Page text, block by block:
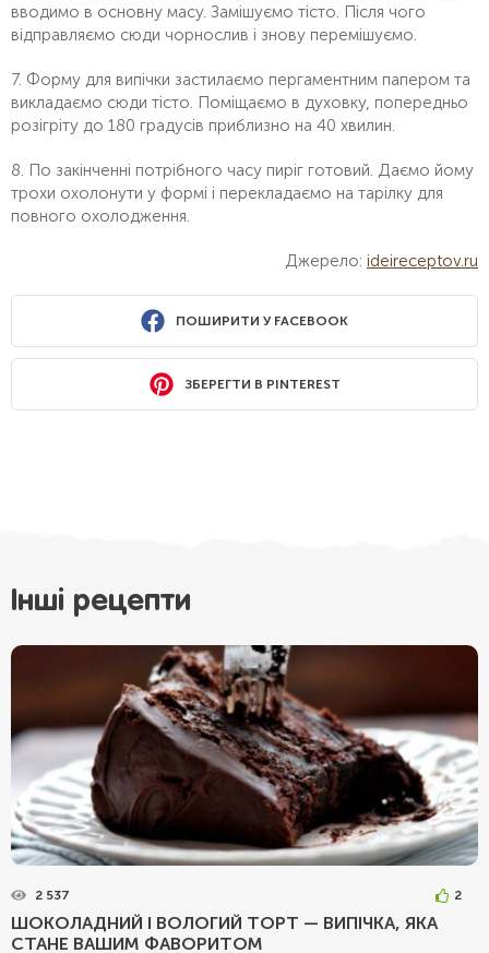
вводимо в основну масу. Замішуємо тісто. Після чого
відправляємо сюди чорнослив і знову перемішуємо.
7. Форму для випічки застилаємо пергаментним папером та
викладаємо сюди тісто. Поміщаємо в духовку, попередньо
розігріту до 180 градусів приблизно на 40 хвилин.
8. По закінченні потрібного часу пиріг готовий. Даємо йому
трохи охолонути у формі і перекладаємо на тарілку для
повного охолодження.
Джерело: ideireceptov.ru
ПОШИРИТИ У FACEBOOK
ЗБЕРЕГТИ В PINTEREST
Інші рецепти
2 537 2
ШОКОЛАДНИЙ І ВОЛОГИЙ ТОРТ — ВИПІЧКА, ЯКА
СТАНЕ ВАШИМ ФАВОРИТОМ